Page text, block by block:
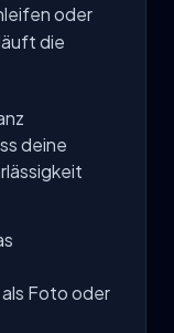
oder
die
deine
Foto oder